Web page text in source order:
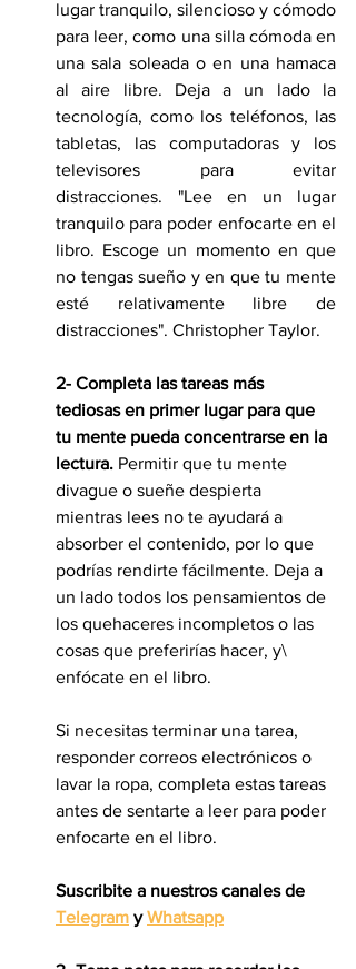
lugar tranquilo, silencioso y cómodo
para leer, como una silla cómoda en
una sala soleada o en una hamaca
al aire libre. Deja a un lado la
tecnología, como los teléfonos, las
tabletas, las computadoras y los
televisores para evitar
distracciones. "Lee en un lugar
tranquilo para poder enfocarte en el
libro. Escoge un momento en que
no tengas sueño y en que tu mente
esté relativamente libre de
distracciones". Christopher Taylor.
2- Completa las tareas más
tediosas en primer lugar para que
tu mente pueda concentrarse en la
lectura. Permitir que tu mente
divague o sueñe despierta
mientras lees no te ayudará a
absorber el contenido, por lo que
podrías rendirte fácilmente. Deja a
un lado todos los pensamientos de
los quehaceres incompletos o las
cosas que preferirías hacer, y\
enfócate en el libro.
Si necesitas terminar una tarea,
responder correos electrónicos o
lavar la ropa, completa estas tareas
antes de sentarte a leer para poder
enfocarte en el libro.
Suscribite a nuestros canales de
Telegram y Whatsapp